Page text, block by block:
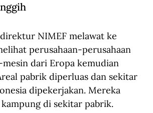
NIMEF melawat ke
perusahaan-perusahaan
mesin dari Eropa kemudian
pabrik diperluas dan sekitar
dipekerjakan. Mereka
di sekitar pabrik.